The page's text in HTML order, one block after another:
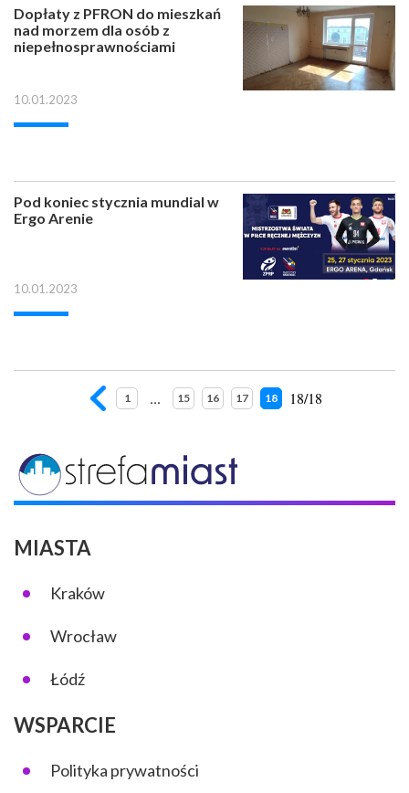
Dopłaty z PFRON do mieszkań
nad morzem dla osób z
niepełnosprawnościami
10.01.2023
Pod koniec stycznia mundial w
Ergo Arenie
10.01.2023
1 ... 15 16 17 18 18/18
MIASTA
Kraków
Wrocław
Łódź
WSPARCIE
Polityka prywatności